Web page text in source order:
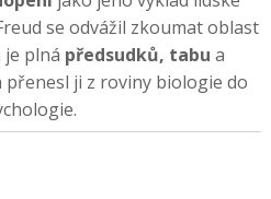
se odvážil zkoumat oblast
plná předsudků, tabu a
přenesl ji z roviny biologie do